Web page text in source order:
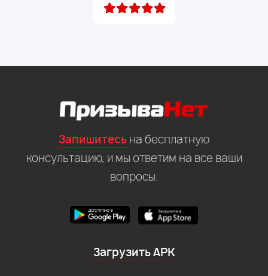
Запишитесь на бесплатную
консультацию, и мы ответим на все ваши
вопросы.
Загрузить APK